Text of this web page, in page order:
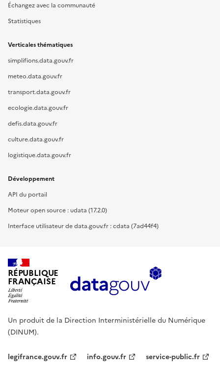
Échangez avec la communauté
Statistiques
Verticales thématiques
simplifions.data.gouv.fr
meteo.data.gouv.fr
transport.data.gouv.fr
ecologie.data.gouv.fr
defis.data.gouv.fr
culture.data.gouv.fr
logistique.data.gouv.fr
Développement
API du portail
Moteur open source : udata (17.2.0)
Interface utilisateur de data.gouv.fr : cdata (7ad44f4)
RÉPUBLIQUE
FRANÇAISE
Un produit de la Direction Interministérielle du Numérique
(DINUM).
legifrance.gouv.fr info.gouv.fr service-public.fr